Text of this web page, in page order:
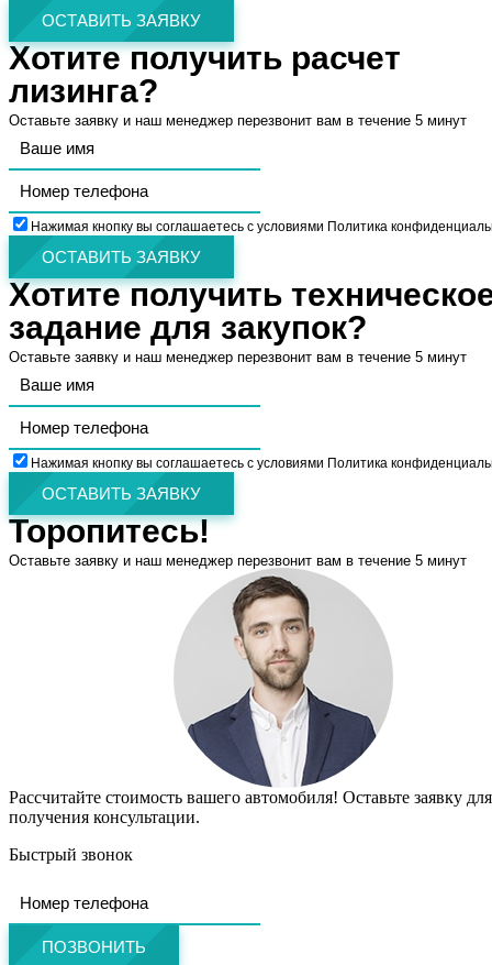
ОСТАВИТЬ ЗАЯВКУ
Хотите получить расчет
лизинга?
Оставьте заявку и наш менеджер перезвонит вам в течение 5 минут
Нажимая кнопку вы соглашаетесь с условиями Политика
ОСТАВИТЬ ЗАЯВКУ
Хотите получить
задание для закупок?
Оставьте заявку и наш менеджер перезвонит вам в течение 5 минут
Нажимая кнопку вы соглашаетесь с условиями Политика
ОСТАВИТЬ ЗАЯВКУ
Торопитесь!
Оставьте заявку и наш менеджер перезвонит вам в течение 5 минут
Рассчитайте стоимость вашего автомобиля! Оставьте заявку для
получения консультации.
Быстрый звонок
ПОЗВОНИТЬ